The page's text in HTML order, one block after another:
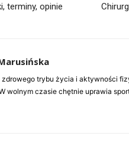
terminy, opinie
zdrowego trybu życia i aktywności
wolnym czasie chętnie uprawia